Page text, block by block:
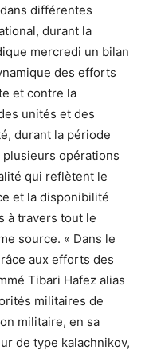
différentes
durant la
mercredi un bilan
des efforts
et contre la
unités et des
durant la période
plusieurs opérations
qui reflètent le
et la disponibilité
à travers tout le
source. « Dans le
aux efforts des
Tibari Hafez alias
militaires de
militaire, en sa
de type kalachnikov,